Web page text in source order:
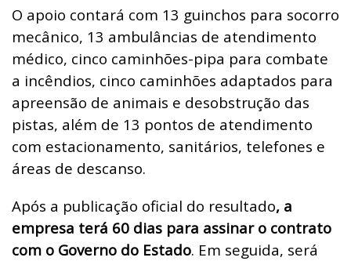
O apoio contará com 13 guinchos para socorro
mecânico, 13 ambulâncias de atendimento
médico, cinco caminhões-pipa para combate
a incêndios, cinco caminhões adaptados para
apreensão de animais e desobstrução das
pistas, além de 13 pontos de atendimento
com estacionamento, sanitários, telefones e
áreas de descanso.
Após a publicação oficial do resultado, a
empresa terá 60 dias para assinar o contrato
com o Governo do Estado. Em seguida, será